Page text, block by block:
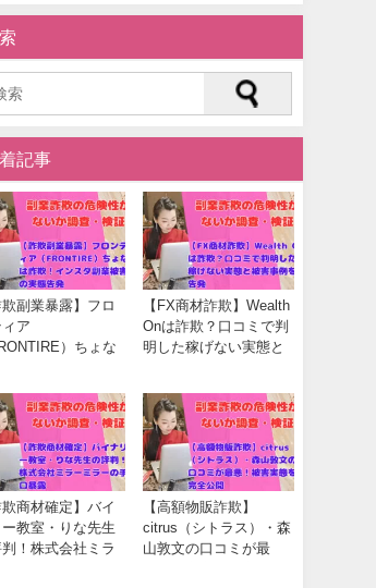
記事
欺副業暴露】フロ
ア
）ちょな
【FX商材詐欺】Wealth
Onは詐欺？口コミで判
明した稼げない実態と
欺商材確定】バイ
教室・りな先生
！株式会社ミラ
【高額物販詐欺】
citrus（シトラス）・森
山敦文の口コミが最